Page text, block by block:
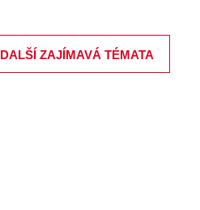
DALŠÍ ZAJÍMAVÁ TÉMATA